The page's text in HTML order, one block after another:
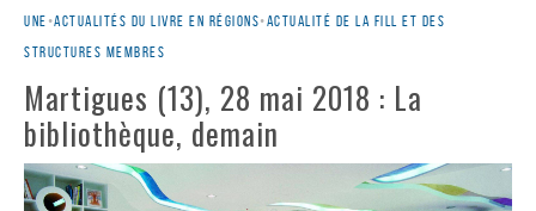
une •Actualités du livre en régions•Actualité de la Fill et des
structures membres
Martigues (13), 28 mai 2018 : La
bibliothèque, demain